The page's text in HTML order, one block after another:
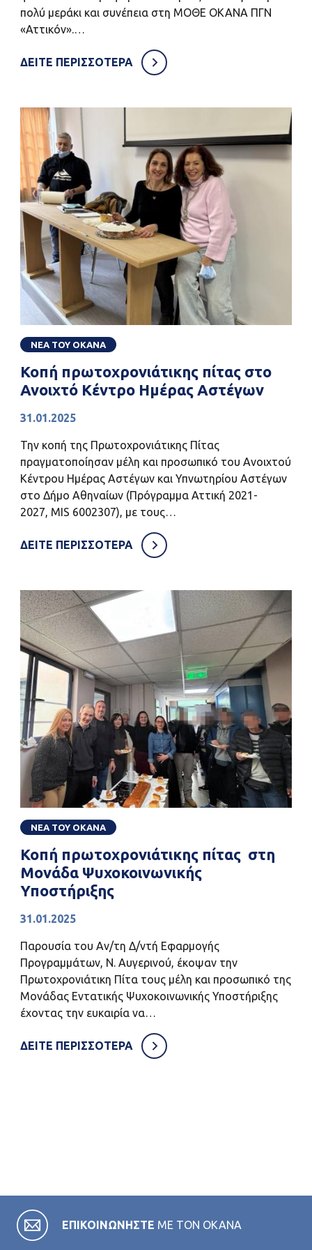
πολύ μεράκι και συνέπεια στη ΜΟΘΕ ΟΚΑΝΑ ΠΓΝ
«Αττικόν».…
ΔΕΙΤΕ ΠΕΡΙΣΣΟΤΕΡΑ
ΝΕΑ ΤΟΥ ΟΚΑΝΑ
Κοπή πρωτοχρονιάτικης πίτας στο
Ανοιχτό Κέντρο Ημέρας Αστέγων
31.01.2025
Την κοπή της Πρωτοχρονιάτικης Πίτας
πραγματοποίησαν μέλη και προσωπικό του Ανοιχτού
Κέντρου Ημέρας Αστέγων και Υπνωτηρίου Αστέγων
στο Δήμο Αθηναίων (Πρόγραμμα Αττική 2021-
2027, MIS 6002307), με τους…
ΔΕΙΤΕ ΠΕΡΙΣΣΟΤΕΡΑ
ΝΕΑ ΤΟΥ ΟΚΑΝΑ
Κοπή πρωτοχρονιάτικης πίτας στη
Μονάδα Ψυχοκοινωνικής
Υποστήριξης
31.01.2025
Παρουσία του Αν/τη Δ/ντή Εφαρμογής
Προγραμμάτων, Ν. Αυγερινού, έκοψαν την
Πρωτοχρονιάτικη Πίτα τους μέλη και προσωπικό της
Μονάδας Εντατικής Ψυχοκοινωνικής Υποστήριξης
έχοντας την ευκαιρία να…
ΔΕΙΤΕ ΠΕΡΙΣΣΟΤΕΡΑ
ΕΠΙΚΟΙΝΩΝΗΣΤΕ ΜΕ ΤΟΝ ΟΚΑΝΑ